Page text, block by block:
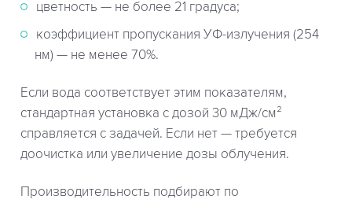
цветность — не более 21 градуса;
коэффициент пропускания УФ-излучения (254
нм) — не менее 70%.
Если вода соответствует этим показателям,
стандартная установка с дозой 30 мДж/см²
справляется с задачей. Если нет — требуется
доочистка или увеличение дозы облучения.
Производительность подбирают по